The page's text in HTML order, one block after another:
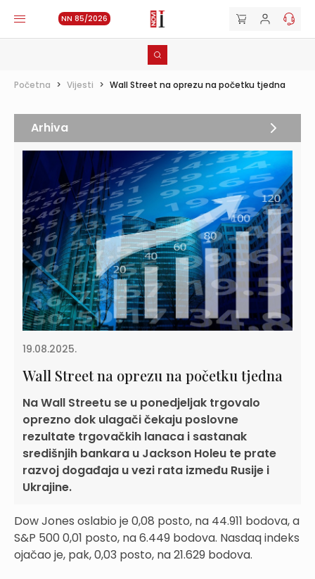
NN 85/2026
Početna > Vijesti > Wall Street na oprezu na početku tjedna
19.08.2025.
Wall Street na oprezu na početku tjedna
Na Wall Streetu se u ponedjeljak trgovalo
oprezno dok ulagači čekaju poslovne
rezultate trgovačkih lanaca i sastanak
središnjih bankara u Jackson Holeu te prate
razvoj događaja u vezi rata između Rusije i
Ukrajine.
Dow Jones oslabio je 0,08 posto, na 44.911 bodova, a
S&P 500 0,01 posto, na 6.449 bodova. Nasdaq indeks
ojačao je, pak, 0,03 posto, na 21.629 bodova.
Arhiva